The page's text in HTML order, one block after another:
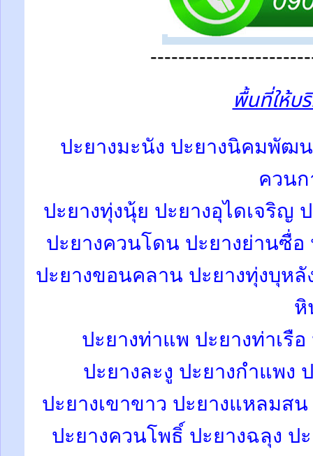
พื้นที่ให้บ
ปะยางมะนัง ปะยางนิคมพัฒ
ควน
ปะยางทุ่งนุ้ย ปะยางอุไดเจริญ
ปะยางควนโดน ปะยางย่านซื่อ
ปะยางขอนคลาน ปะยางทุ่งบุห
หิ
ปะยางท่าแพ ปะยางท่าเรื
ปะยางละงู ปะยางกำแพง
ปะยางเขาขาว ปะยางแหลมส
ปะยางควนโพธิ์ ปะยางฉลุง ป